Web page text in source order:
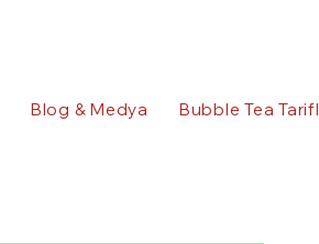
Blog & Medya Bubble Tea